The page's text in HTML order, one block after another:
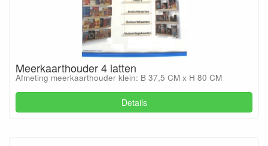
Meerkaarthouder 4 latten
Afmeting meerkaarthouder klein: B 37,5 CM x H 80 CM
Details